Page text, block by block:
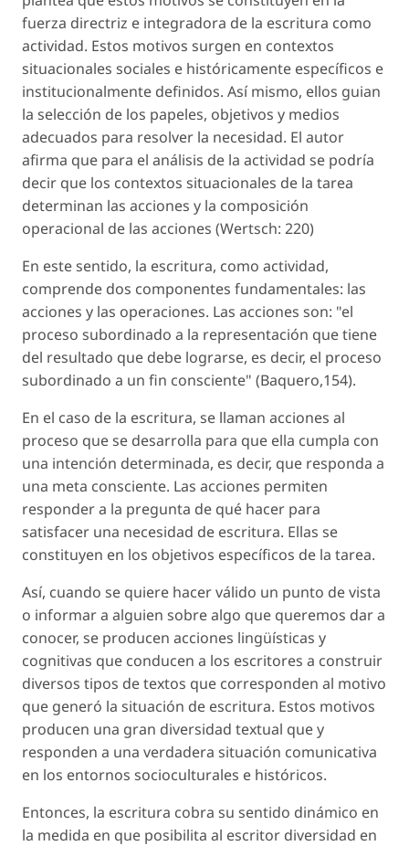
fuerza directriz e integradora de la escritura como
actividad. Estos motivos surgen en contextos
situacionales sociales e históricamente específicos e
institucionalmente definidos. Así mismo, ellos guian
la selección de los papeles, objetivos y medios
adecuados para resolver la necesidad. El autor
afirma que para el análisis de la actividad se podría
decir que los contextos situacionales de la tarea
determinan las acciones y la composición
operacional de las acciones (Wertsch: 220)
En este sentido, la escritura, como actividad,
comprende dos componentes fundamentales: las
acciones y las operaciones. Las acciones son: "el
proceso subordinado a la representación que tiene
del resultado que debe lograrse, es decir, el proceso
subordinado a un fin consciente" (Baquero,154).
En el caso de la escritura, se llaman acciones al
proceso que se desarrolla para que ella cumpla con
una intención determinada, es decir, que responda a
una meta consciente. Las acciones permiten
responder a la pregunta de qué hacer para
satisfacer una necesidad de escritura. Ellas se
constituyen en los objetivos específicos de la tarea.
Así, cuando se quiere hacer válido un punto de vista
o informar a alguien sobre algo que queremos dar a
conocer, se producen acciones lingüísticas y
cognitivas que conducen a los escritores a construir
diversos tipos de textos que corresponden al motivo
que generó la situación de escritura. Estos motivos
producen una gran diversidad textual que y
responden a una verdadera situación comunicativa
en los entornos socioculturales e históricos.
Entonces, la escritura cobra su sentido dinámico en
la medida en que posibilita al escritor diversidad en